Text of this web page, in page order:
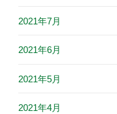
2021年7月
2021年6月
2021年5月
2021年4月